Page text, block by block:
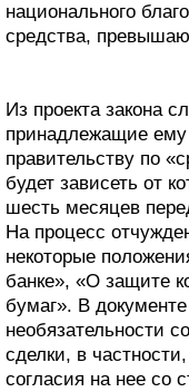
национального
средства,
Из проекта закона
принадлежащие
правительству по
будет зависеть от
шесть месяцев
На процесс
некоторые
банке», «О защите
бумаг». В
необязательности
сделки, в
согласия на нее со